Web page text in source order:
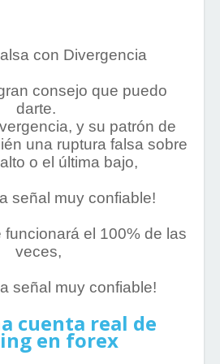
con Divergencia
consejo que puedo
darte.
y su patrón de
una ruptura falsa sobre
o el última bajo,
señal muy confiable!
funcionará el 100% de las
veces,
señal muy confiable!
cuenta real de
en forex